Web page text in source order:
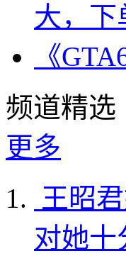
大，下
《
频道精选
更多
王昭
对她十